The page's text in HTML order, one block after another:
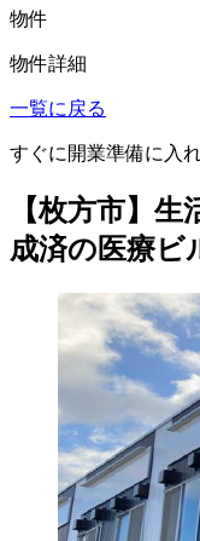
物件
物件詳細
一覧に戻る
すぐに開業準備に入
【枚方市】
成済の医療ビ